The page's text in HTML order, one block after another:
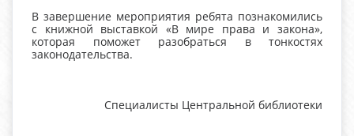
В завершение мероприятия ребята познакомились
с книжной выставкой «В мире права и закона»,
которая поможет разобраться в тонкостях
законодательства.
Специалисты Центральной библиотеки